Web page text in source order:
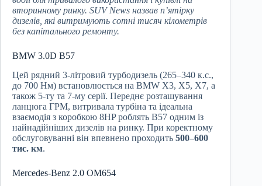
вторинному ринку. SUV News назвав п’ятірку
дизелів, які витримують сотні тисяч кілометрів
без капітального ремонту.
BMW 3.0D B57
Цей рядний 3-літровий турбодизель (265–340 к.с.,
до 700 Нм) встановлюється на BMW X3, X5, X7, а
також 5-ту та 7-му серії. Переднє розташування
ланцюга ГРМ, витривала турбіна та ідеальна
взаємодія з коробкою 8HP роблять B57 одним із
найнадійніших дизелів на ринку. При коректному
обслуговуванні він впевнено проходить 500–600
тис. км.
Mercedes-Benz 2.0 OM654